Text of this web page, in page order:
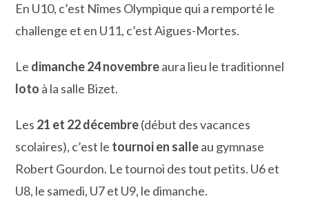
En U10, c’est Nîmes Olympique qui a remporté le
challenge et en U11, c’est Aigues-Mortes.
Le dimanche 24 novembreaura lieu le traditionnel
loto à la salle Bizet.
Les 21 et 22 décembre(début des vacances
scolaires), c’est le tournoi en salleau gymnase
Robert Gourdon. Le tournoi des tout petits. U6 et
U8, le samedi, U7 et U9, le dimanche.